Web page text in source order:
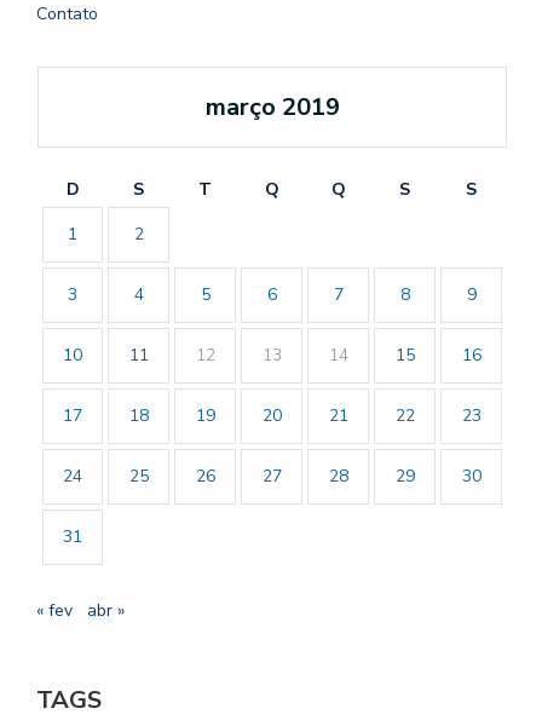
Contato
março 2019
D S T Q Q S
S
1
2
3 4 5 6 7 8 9
10 11 12 13 14 15 16
17 18 19 20 21 22 23
24 25 26 27 28 29 30
31
« fev abr »
TAGS